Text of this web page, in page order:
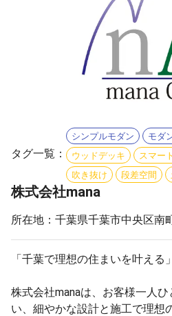
タグ一覧：
シンプルモダン モダ
ウッドデッキ
スマー
吹き抜け
段差空間
株式会社mana
所在地：千葉県千葉市中央区南
「千葉で理想の住まいを叶える」
株式会社manaは、お客様一人
い、細やかな設計と施工で理想